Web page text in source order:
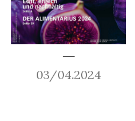
03/04.2024